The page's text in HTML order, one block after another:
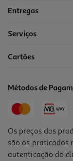
Entregas
Serviços
Cartões
Métodos de
Os preços dos
são os praticados
autenticação do